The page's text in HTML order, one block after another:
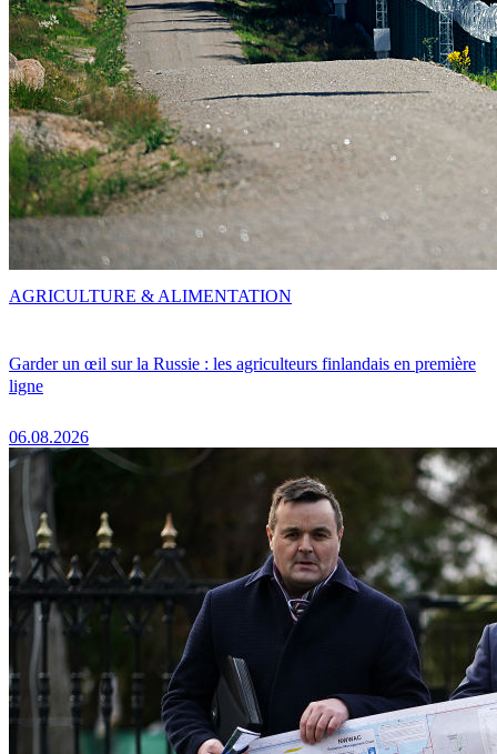
Garder un œil sur la Russie : les agriculteurs finlandais en première
ligne
06.08.2026
AGRICULTURE & ALIMENTATION